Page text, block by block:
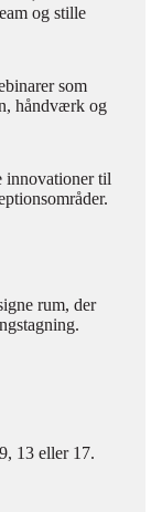
og stille
som
håndværk og
innovationer til
rum, der
13 eller 17.